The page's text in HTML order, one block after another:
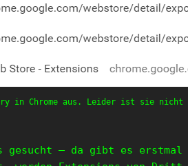
in Chrome aus. Leider ist sie
gesucht – da gibt es